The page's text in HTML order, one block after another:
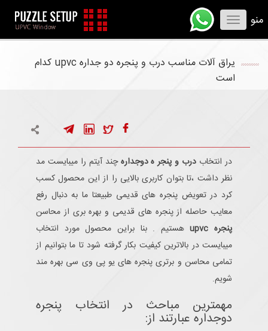
منو
Toggle
navigation
یراق آلات مناسب درب و پنجره دو جداره upvc کدام
است
در انتخاب درب و پنجر ه دوجدارهچند آیتم را میبایست مد
نظر داشت ،تا بتوان کاربری بالایی را از این محصول کسب
کرد در تعویض پنجره های قدیمی طبیعتا ما به دنبال رفع
معایب حاصله از پنجره های قدیمی و بهره بری از محاسن
پنجره upvc
هستیم . بنا براین محصول مورد انتخاب
میبایست در بالاترین کیفیت بکار گرفته شود تا ما بتوانیم از
تمامی محاسن و برتری پنجره های یو پی وی سی بهره مند
شویم.
مهمترین مباحث در انتخاب پنجره
دوجداره عبارتند از: